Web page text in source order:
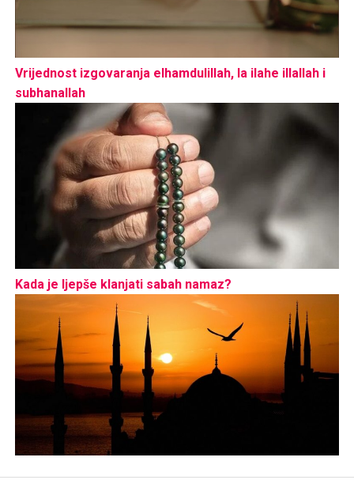
Vrijednost izgovaranja elhamdulillah, la ilahe illallah i
subhanallah
Kada je ljepše klanjati sabah namaz?